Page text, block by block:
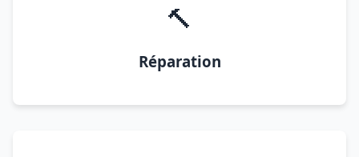
🔨
Réparation